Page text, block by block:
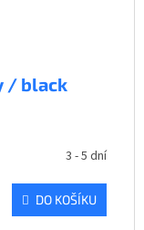
/ black
3 - 5 dní
DO KOŠÍKU